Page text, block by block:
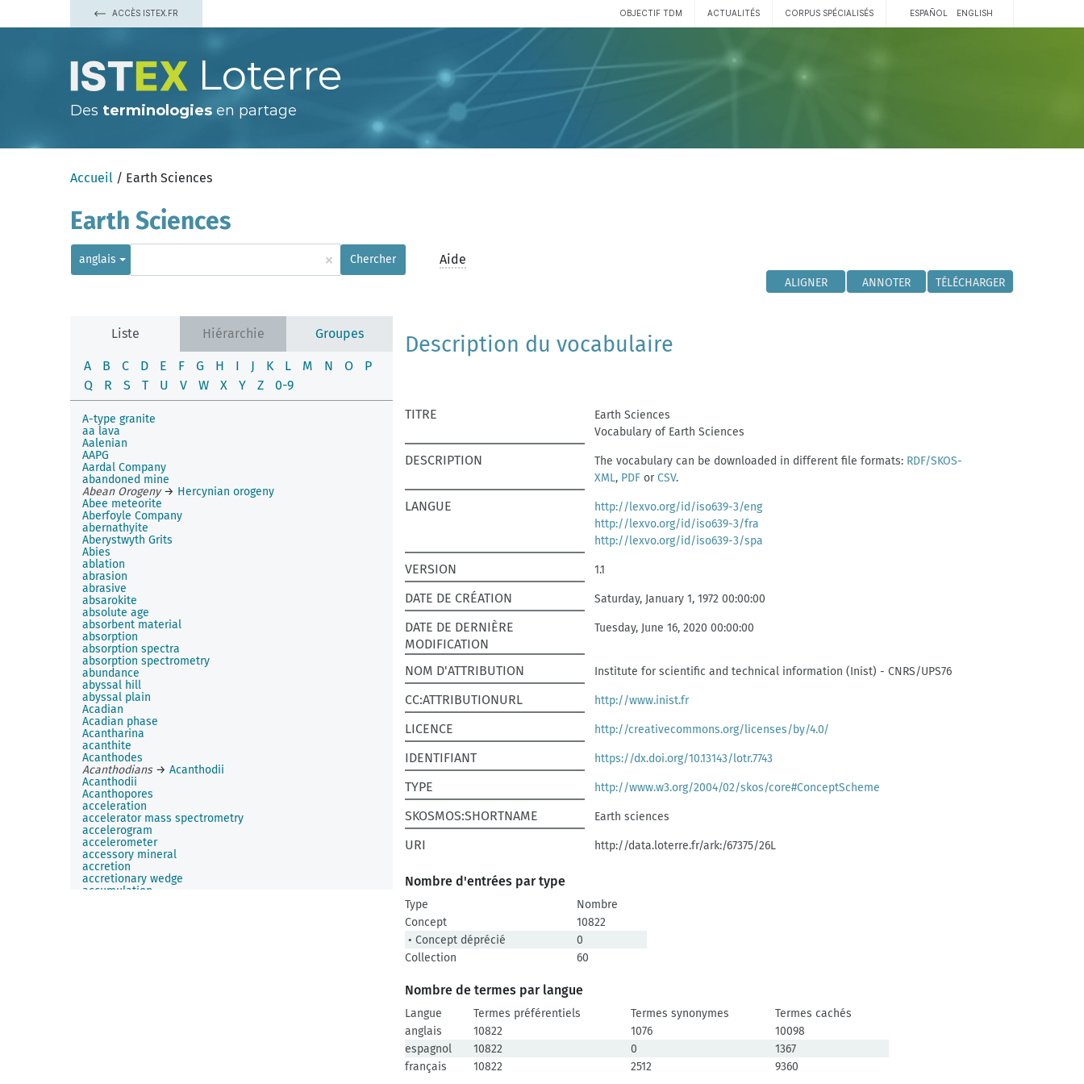
ACCÈS ISTEX.FR OBJECTIF TDM ACTUALITÉS CORPUS SPÉCIALISÉS ESPAÑOL ENGLISH
Loterre
Des terminologies en partage
Accueil / Earth Sciences
Earth Sciences
anglais × Chercher Aide
ALIGNER ANNOTER TÉLÉCHARGER
Liste Hiérarchie Groupes
A B C D E F G H I J K L M N O
P
Q
R S T U V W X Y Z 0-9
A-type granite
aa lava
Aalenian
AAPG
Aardal Company
abandoned mine
Abean Orogeny→ Hercynian orogeny
Abee meteorite
Aberfoyle Company
abernathyite
Aberystwyth Grits
Abies
ablation
abrasion
abrasive
absarokite
absolute age
absorbent material
absorption
absorption spectra
absorption spectrometry
abundance
abyssal hill
abyssal plain
Acadian
Acadian phase
Acantharina
acanthite
Acanthodes
Acanthodians→ Acanthodii
Acanthodii
Acanthopores
acceleration
accelerator mass spectrometry
accelerogram
accelerometer
accessory mineral
accretion
accretionary wedge
accumulation
Description du vocabulaire
TITRE
Earth Sciences
Vocabulary of Earth Sciences
DESCRIPTION The vocabulary can be downloaded in different file formats: RDF/SKOS-
XML, PDF orCSV.
LANGUE
http://lexvo.org/id/iso639-3/eng
http://lexvo.org/id/iso639-3/fra
http://lexvo.org/id/iso639-3/spa
VERSION 1.1
DATE DE CRÉATION Saturday, January 1, 1972 00:00:00
DATE DE DERNIÈRE
MODIFICATION
Tuesday, June 16, 2020 00:00:00
NOM D'ATTRIBUTION Institute for scientific and technical information (Inist) - CNRS/UPS76
CC:ATTRIBUTIONURL http://www.inist.fr
LICENCE http://creativecommons.org/licenses/by/4.0/
IDENTIFIANT https://dx.doi.org/10.13143/lotr.7743
TYPE http://www.w3.org/2004/02/skos/core#ConceptScheme
SKOSMOS:SHORTNAME Earth sciences
URI http://data.loterre.fr/ark:/67375/26L
Nombre d'entrées par type
Type
Nombre
Concept
10822
• Concept déprécié
0
Collection
60
Nombre de termes par langue
Langue Termes préférentiels Termes synonymes
Termes cachés
anglais
10822 1076
10098
espagnol
10822 0
1367
français
10822 2512 9360